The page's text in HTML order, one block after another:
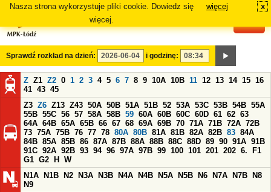
Nasza strona wykorzystuje pliki cookie. Dowiedz się
więcej.
więcej x
Sprawdź rozkład na dzień: i godzinę:
Z Z1 Z2 0 1 2 3 4 5 6 7 8 9 10A 10B 11 12 13 14 15 16
41 43 45
Z3 Z6 Z13 Z43 50A 50B 51A 51B 52 53A 53C 53B 54B 55A
55B 55C 56 57 58A 58B 59 60A 60B 60C 60D 61 62 63
64A 64B 65A 65B 66 67 68 69A 69B 70 71A 71B 72A 72B
73 75A 75B 76 77 78 80A 80B 81A 81B 82A 82B 83 84A
84B 85A 85B 86 87A 87B 88A 88B 88C 88D 89 90 91A 91B
91C 92A 92B 93 94 96 97A 97B 99 100 101 201 202 6.
F1
G1 G2 H
W
N1A
N1B N2 N3A N3B N4A N4B N5A N5B N6 N7A N7B
N8
N9